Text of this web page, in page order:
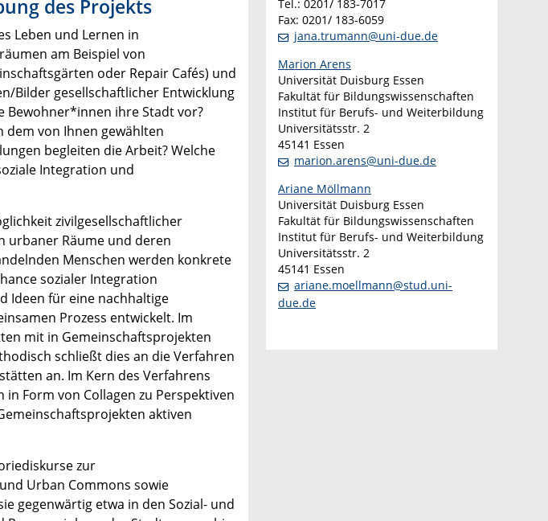
des Projekts
Leben und Lernen in
am Beispiel von
oder Repair Cafés) und
Bilder gesellschaftlicher Entwicklung
Bewohner*innen ihre Stadt vor?
dem von Ihnen gewählten
begleiten die Arbeit? Welche
Integration und
zivilgesellschaftlicher
urbaner Räume und deren
Menschen werden konkrete
sozialer Integration
Ideen für eine nachhaltige
Prozess entwickelt. Im
mit in Gemeinschaftsprojekten
schließt dies an die Verfahren
an. Im Kern des Verfahrens
Form von Collagen zu Perspektiven
aktiven
zur
Urban Commons sowie
gegenwärtig etwa in den Sozial- und
Tel.: 0201/ 183-7017
Fax: 0201/ 183-6059
jana.trumann@uni-due.de
Marion Arens
Universität Duisburg Essen
Fakultät für Bildungswissenschaften
Institut für Berufs- und Weiterbildung
Universitätsstr. 2
45141 Essen
marion.arens@uni-due.de
Ariane Möllmann
Universität Duisburg Essen
Fakultät für Bildungswissenschaften
Institut für Berufs- und Weiterbildung
Universitätsstr. 2
45141 Essen
ariane.moellmann@stud.uni-
due.de